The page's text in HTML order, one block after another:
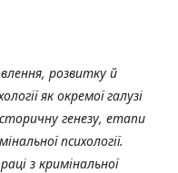
розвитку й
як окремої галузі
генезу, етапи
психології.
з кримінальної